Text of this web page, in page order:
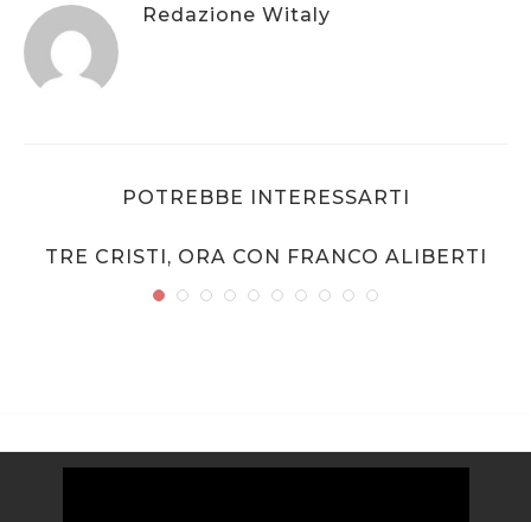
Redazione Witaly
POTREBBE INTERESSARTI
TRE CRISTI, ORA CON FRANCO ALIBERTI